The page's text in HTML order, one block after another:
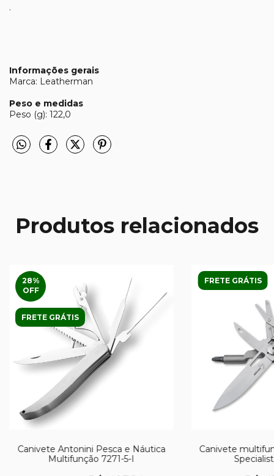
.
Informações gerais
Marca: Leatherman
Peso e medidas
Peso (g): 122,0
Produtos relacionados
28%
OFF
FRETE GRÁTIS
Canivete Antonini Pesca e Náutica
Multifunção 7271-5-I
FRETE GRÁTIS
Canivete